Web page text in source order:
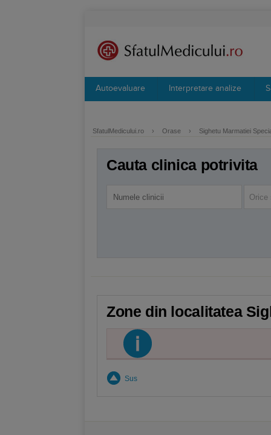
Autoevaluare Interpretare analize
SfatulMedicului.ro › Orase › Sighetu Marmatiei
Cauta clinica potrivita
Orice
Zone din localitatea
Sus